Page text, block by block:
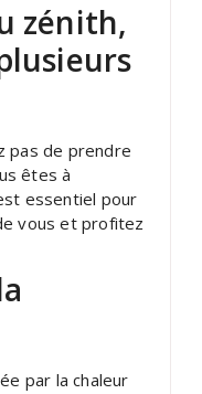
zénith,
pas de prendre
êtes à
essentiel pour
vous et profitez
par la chaleur